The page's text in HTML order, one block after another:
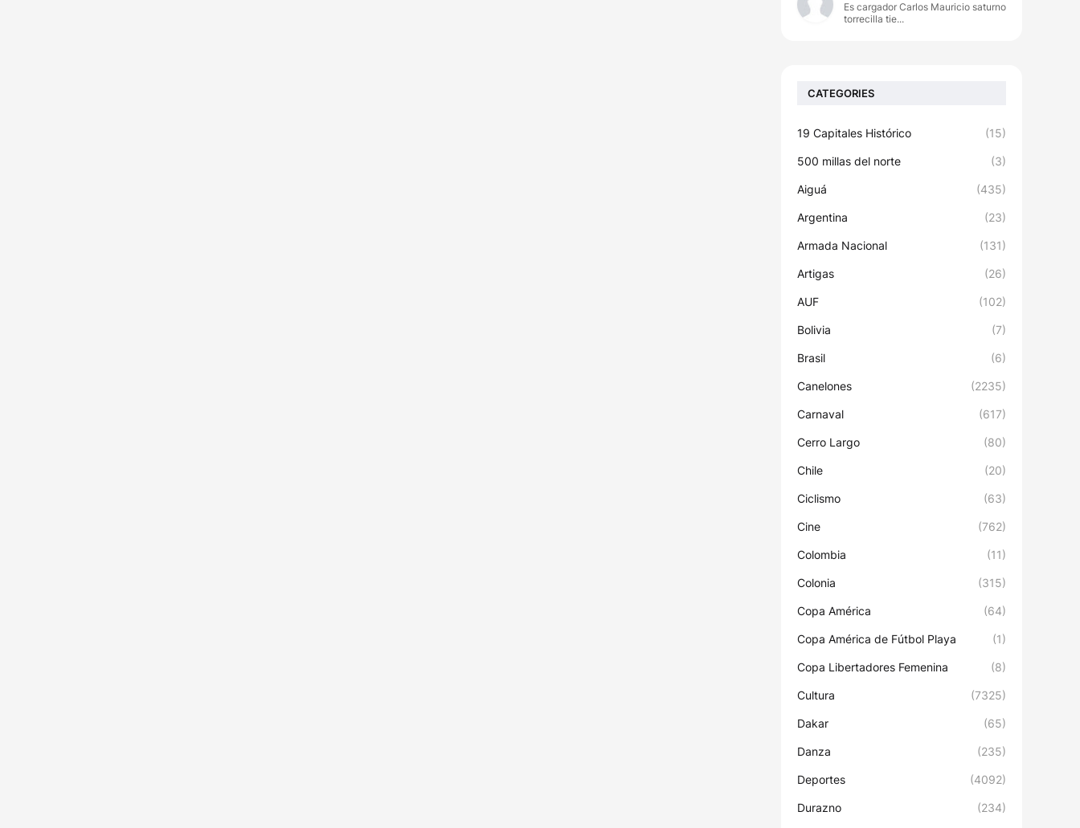
Es cargador Carlos Mauricio saturno
torrecilla tie...
CATEGORIES
19 Capitales Histórico (15)
500 millas del norte (3)
Aiguá (435)
Argentina (23)
Armada Nacional (131)
Artigas (26)
AUF (102)
Bolivia (7)
Brasil (6)
Canelones (2235)
Carnaval (617)
Cerro Largo (80)
Chile (20)
Ciclismo (63)
Cine (762)
Colombia (11)
Colonia (315)
Copa América (64)
Copa América de Fútbol Playa (1)
Copa Libertadores Femenina (8)
Cultura (7325)
Dakar (65)
Danza (235)
Deportes (4092)
Durazno (234)